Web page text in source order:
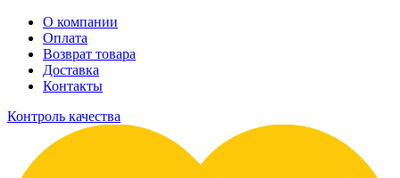
О компании
Оплата
Возврат товара
Доставка
Контакты
Контроль качества